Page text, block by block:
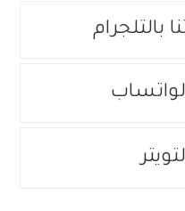
بالتلجرام